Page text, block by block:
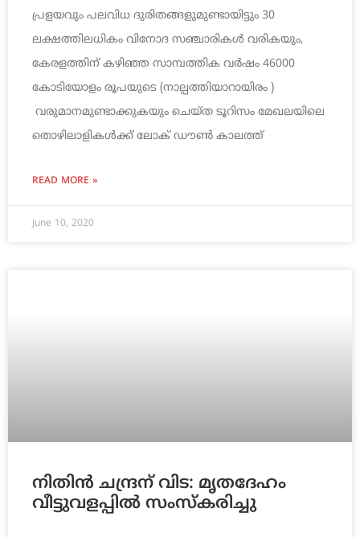
പ്രളയവും പലവിധ ദുരിതങ്ങളുമുണ്ടായിട്ടും 30
ലക്ഷത്തിലധികം വിനോദ സഞ്ചാരികൾ വരികയും,
കേരളത്തിന് കഴിഞ്ഞ സാമ്പത്തിക വർഷം 46000
കോടിയോളം രൂപയുടെ (നാല്പത്തിയാറായിരം )
വരുമാനമുണ്ടാക്കുകയും ചെയ്ത ടൂറിസം മേഖലയിലെ
തൊഴിലാളികൾക്ക് ലോക് ഡൗൺ കാലത്ത്
READ MORE »
June 10, 2020
നിതിന്‍ ചന്ദ്രന് വിട: മൃതദേഹം
വീട്ടുവളപ്പില്‍ സംസ്‌കരിച്ചു